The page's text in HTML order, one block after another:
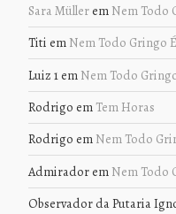
Sara Müllerem Nem Todo
Titi em Nem Todo Gringo
Luiz 1em Nem Todo
Rodrigo em Tem Horas
Rodrigo em Nem Todo
Admiradorem Nem Todo
Observador da Putaria